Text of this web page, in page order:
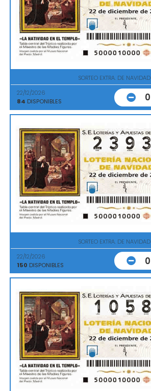
SORTEO EXTRA. DE NAVIDAD
22/12/2026
84 DISPONIBLES 0
SORTEO EXTRA. DE NAVIDAD
22/12/2026
150 DISPONIBLES 0